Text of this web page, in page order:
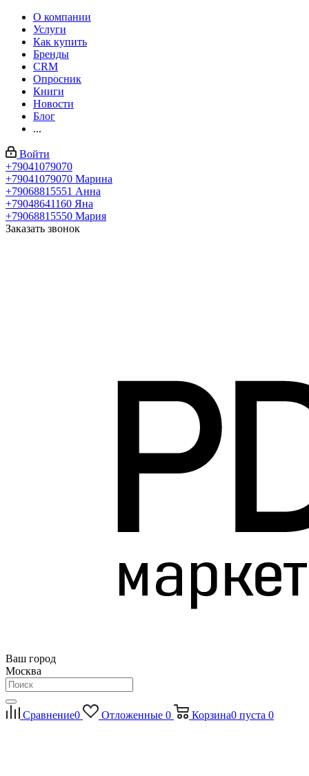
О компании
Услуги
Как купить
Бренды
CRM
Опросник
Книги
Новости
Блог
...
Войти
+79041079070
+79041079070 Марина
+79068815551 Анна
+79048641160 Яна
+79068815550 Мария
Заказать звонок
Ваш город
Москва
Сравнение0 Отложенные 0 Корзина0 пуста 0